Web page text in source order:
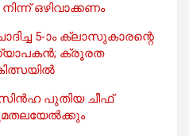
ഒഴിവാക്കണം
5-ാം ക്ലാസുകാരന്റെ
ക്രൂരത
പുതിയ ചീഫ്